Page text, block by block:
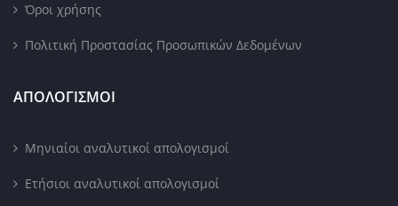
Όροι χρήσης
Πολιτική Προστασίας Προσωπικών Δεδομένων
ΑΠΟΛΟΓΙΣΜΟΙ
Μηνιαίοι αναλυτικοί απολογισμοί
Ετήσιοι αναλυτικοί απολογισμοί